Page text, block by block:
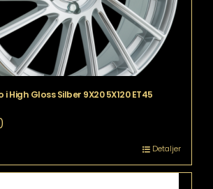
High Gloss Silber 9X20 5X120 ET45
Detaljer